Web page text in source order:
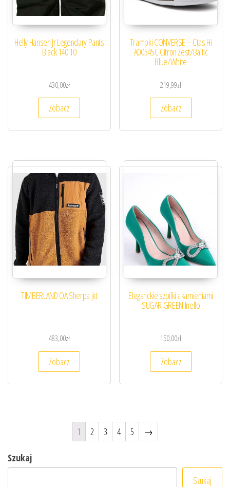
Helly Hansen Jr Legendary Pants
Black 140 10
430,00zł
Zobacz
Trampki CONVERSE – Ctas Hi
A00545C Citron Zest/Baltic
Blue/White
219,99zł
Zobacz
TIMBERLAND OA Sherpa jkt
483,00zł
Zobacz
Eleganckie szpilki z kamieniami
SUGAR GREEN Inello
150,00zł
Zobacz
1 2 3 4 5 →
Szukaj
Szukaj